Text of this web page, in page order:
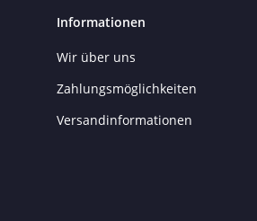
Informationen
Wir über uns
Zahlungsmöglichkeiten
Versandinformationen